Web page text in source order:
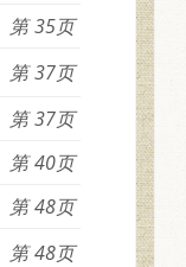
35
37
37
40
48
48